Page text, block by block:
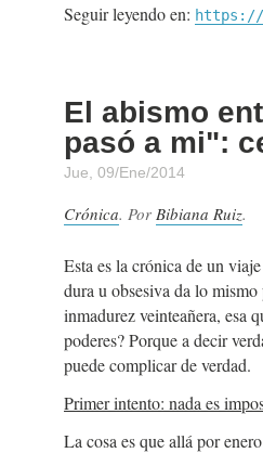
Seguir leyendo en: https://
El abismo
pasó a mi":
Jue, 09/Ene/2014
Crónica. Por Bibiana Ruiz.
Esta es la crónica de un
dura u obsesiva da lo
inmadurez veinteañera, esa
poderes? Porque a decir
puede complicar de verdad.
Primer intento: nada es
La cosa es que allá por